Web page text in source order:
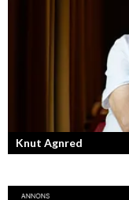
Knut Agnred
Knut Agnred är